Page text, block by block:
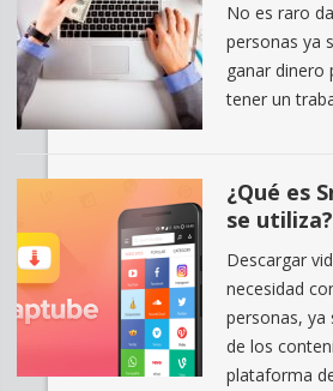
No es raro
personas ya
ganar dinero
tener un
¿Qué es
se utiliza?
Descargar
necesidad
personas, ya
de los
plataforma